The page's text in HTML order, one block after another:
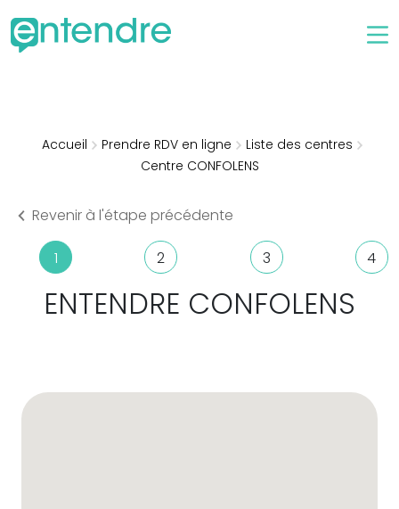
Accueil Prendre RDV en ligne
Liste des centres
Centre CONFOLENS
Revenir à l'étape précédente
1 2 3 4
ENTENDRE CONFOLENS